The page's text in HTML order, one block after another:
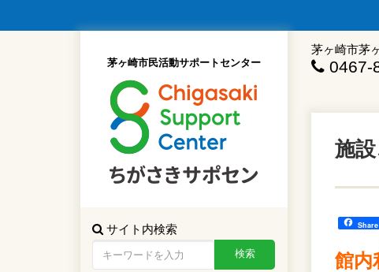
茅ヶ崎市茅
0467-
施
Share
館内
茅ヶ崎市民活動サポートセンター
サイト内検索